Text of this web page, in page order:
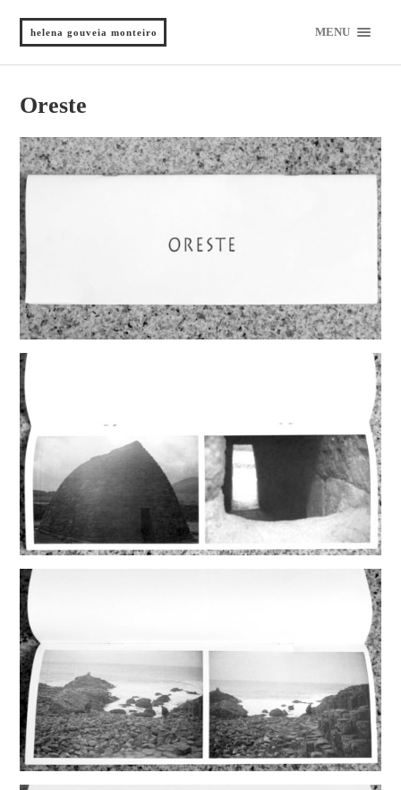
helena gouveia monteiro MENU
Oreste